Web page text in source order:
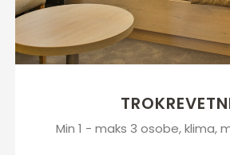
Min 1 - maks 3 osobe, klima,